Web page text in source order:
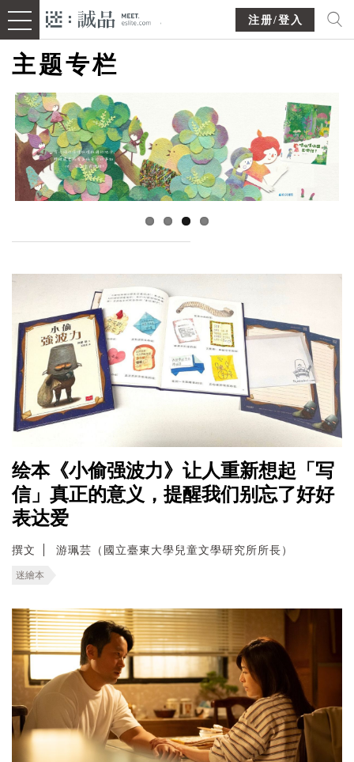
注册/登入
主题专栏
绘本《小偷强波力》让人重新想起「写
信」真正的意义，提醒我们别忘了好好
表达爱
撰文 游珮芸（國立臺東大學兒童文學研究所所長）
迷繪本